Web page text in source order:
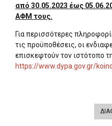
από 30.05.2023 έως
ΑΦΜ τους.
Για περισσότερες
τις προϋποθέσεις, οι
επισκεφτούν τον ιστότοπο
https://www.dypa.gov.gr/